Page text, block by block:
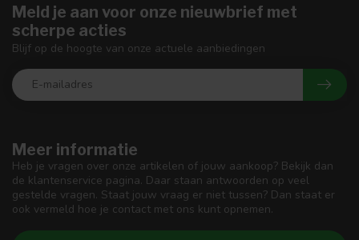
Meer informatie
Heb je vragen over onze artikelen of jouw aankoop? Bekijk dan
de klantenservice pagina. Daar staan antwoorden op veel
gestelde vragen. Staat jouw vraag er niet tussen? Dan staat er
ook vermeld hoe je contact met ons kunt opnemen.
Meld je aan voor onze nieuwbrief met
scherpe acties
Blijf op de hoogte van onze actuele aanbiedingen